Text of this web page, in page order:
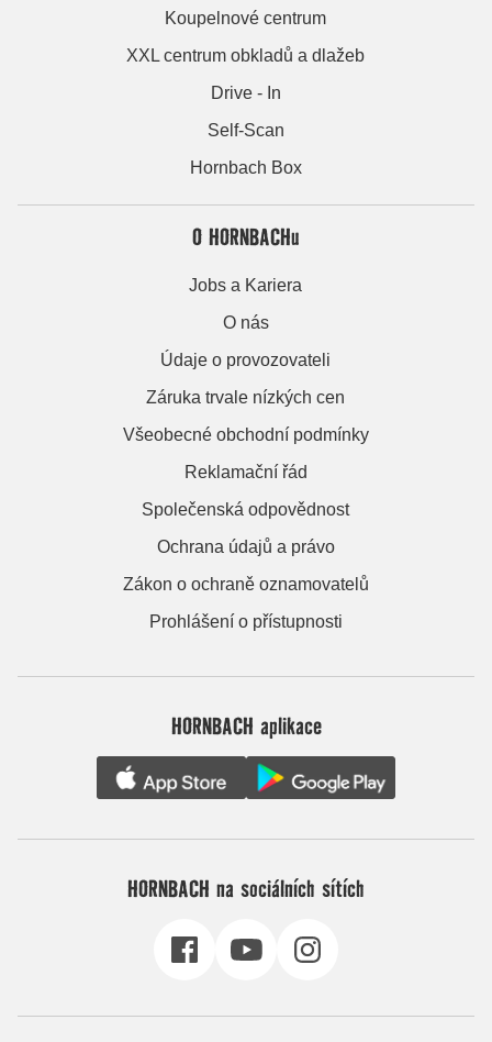
Koupelnové centrum
XXL centrum obkladů a dlažeb
Drive - In
Self-Scan
Hornbach Box
O HORNBACHu
Jobs a Kariera
O nás
Údaje o provozovateli
Záruka trvale nízkých cen
Všeobecné obchodní podmínky
Reklamační řád
Společenská odpovědnost
Ochrana údajů a právo
Zákon o ochraně oznamovatelů
Prohlášení o přístupnosti
HORNBACH aplikace
HORNBACH na sociálních sítích